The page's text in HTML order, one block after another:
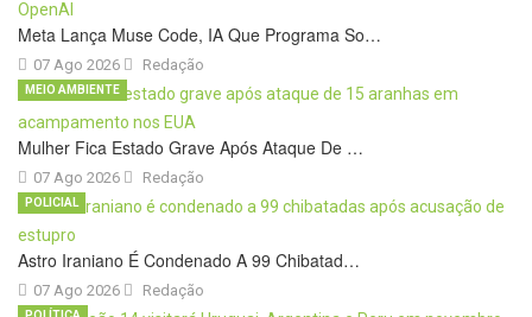
Meta Lança Muse Code, IA Que Programa So…
07 Ago 2026 Redação
Mulher Fica Estado Grave Após Ataque De …
07 Ago 2026
MEIO AMBIENTE
Redação
Astro Iraniano É Condenado A 99 Chibatad…
07 Ago 2026
POLICIAL
Redação